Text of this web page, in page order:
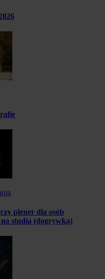
plener dla osób
studia (dogrywka)